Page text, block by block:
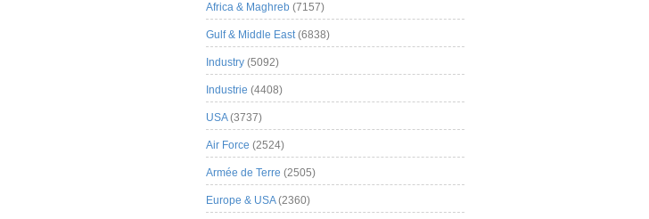
Africa & Maghreb (7157)
Gulf & Middle East(6838)
Industry (5092)
Industrie (4408)
USA(3737)
Air Force (2524)
Armée de Terre (2505)
Europe & USA(2360)